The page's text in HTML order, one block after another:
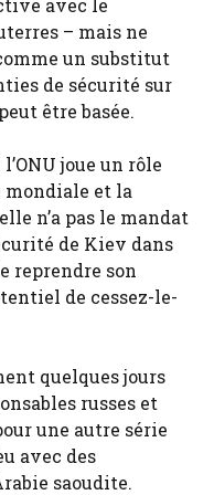
– mais ne
un substitut
de sécurité sur
être basée.
joue un rôle
et la
n’a pas le mandat
de Kiev dans
reprendre son
de cessez-le-
quelques jours
russes et
une autre série
avec des
saoudite.